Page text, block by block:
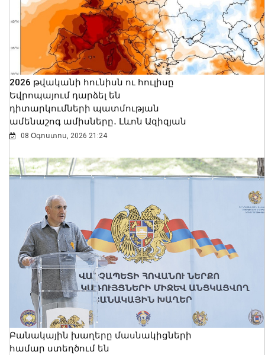
2026 թվականի հունիսն ու հուլիսը
Եվրոպայում դարձել են
դիտարկումների պատմության
ամենաշոգ ամիսները․ Լևոն Ազիզյան
08 Օգոստոս, 2026 21:24
Բանակային խաղերը մասնակիցների
համար ստեղծում են